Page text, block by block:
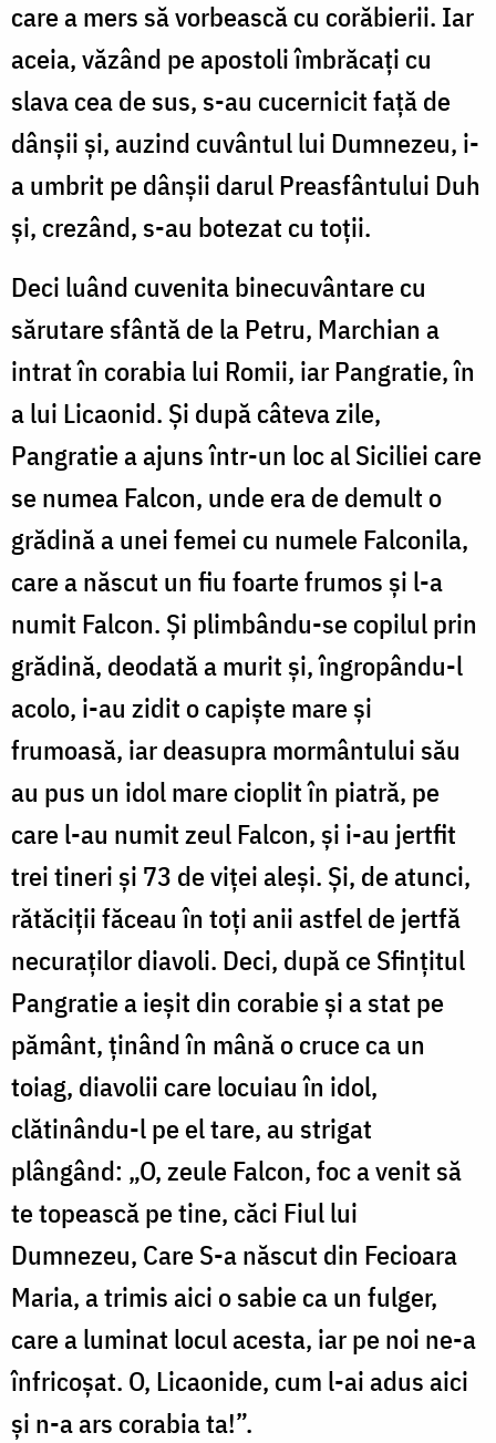
care a mers să vorbească cu corăbierii. Iar
aceia, văzând pe apostoli îmbrăcați cu
slava cea de sus, s-au cucernicit față de
dânșii și, auzind cuvântul lui Dumnezeu, i-
a umbrit pe dânșii darul Preasfântului Duh
și, crezând, s-au botezat cu toții.
Deci luând cuvenita binecuvântare cu
sărutare sfântă de la Petru, Marchian a
intrat în corabia lui Romii, iar Pangratie, în
a lui Licaonid. Și după câteva zile,
Pangratie a ajuns într-un loc al Siciliei care
se numea Falcon, unde era de demult o
grădină a unei femei cu numele Falconila,
care a născut un fiu foarte frumos și l-a
numit Falcon. Și plimbându-se copilul prin
grădină, deodată a murit și, îngropându-l
acolo, i-au zidit o capiște mare și
frumoasă, iar deasupra mormântului său
au pus un idol mare cioplit în piatră, pe
care l-au numit zeul Falcon, și i-au jertfit
trei tineri și 73 de viței aleși. Și, de atunci,
rătăciții făceau în toți anii astfel de jertfă
necuraților diavoli. Deci, după ce Sfințitul
Pangratie a ieșit din corabie și a stat pe
pământ, ținând în mână o cruce ca un
toiag, diavolii care locuiau în idol,
clătinându-l pe el tare, au strigat
plângând: „O, zeule Falcon, foc a venit să
te topească pe tine, căci Fiul lui
Dumnezeu, Care S-a născut din Fecioara
Maria, a trimis aici o sabie ca un fulger,
care a luminat locul acesta, iar pe noi ne-a
înfricoșat. O, Licaonide, cum l-ai adus aici
și n-a ars corabia ta!”.